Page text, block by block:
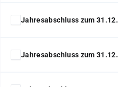
Jahresabschluss zum
Jahresabschluss zum